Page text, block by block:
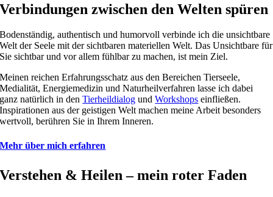
Verbindungen zwischen den Welten spüren
Bodenständig, authentisch und humorvoll verbinde ich die unsichtbare
Welt der Seele mit der sichtbaren materiellen Welt. Das Unsichtbare für
Sie sichtbar und vor allem fühlbar zu machen, ist mein Ziel.
Meinen reichen Erfahrungsschatz aus den Bereichen Tierseele,
Medialität, Energiemedizin und Naturheilverfahren lasse ich dabei
ganz natürlich in denTierheildialog undWorkshops einfließen.
Inspirationen aus der geistigen Welt machen meine Arbeit besonders
wertvoll, berühren Sie in Ihrem Inneren.
Mehr über mich erfahren
Verstehen & Heilen – mein roter Faden